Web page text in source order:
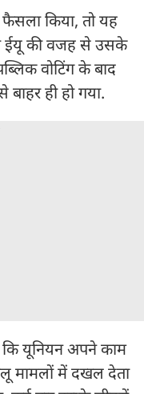
किया, तो यह
ईयू की वजह से उसके
वोटिंग के बाद
ही हो गया.
यूनियन अपने काम
मामलों में दखल देता